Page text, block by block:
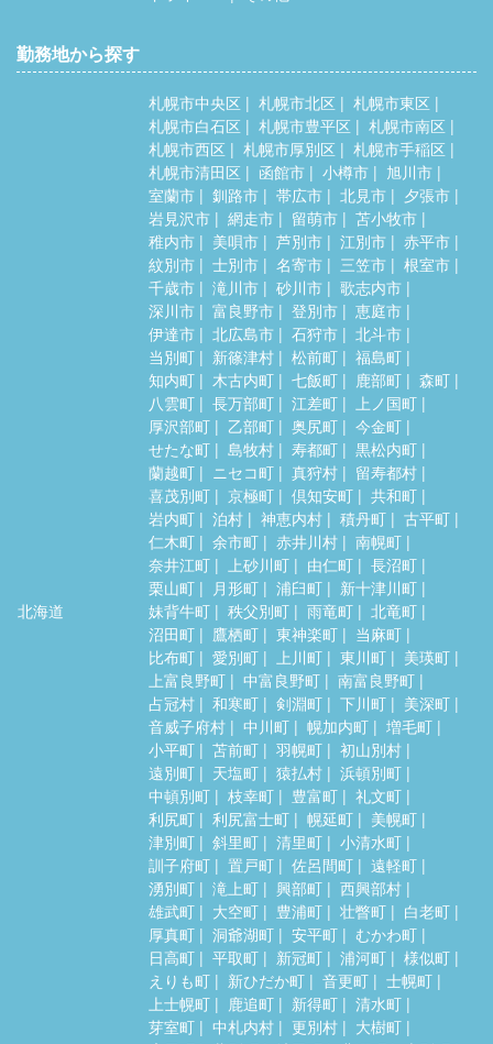
勤務地から探す
北海道
札幌市中央区 札幌市北区
札幌市東区
札幌市白石区
札幌市豊平区
札幌市南区
札幌市西区
札幌市厚別区
札幌市手稲区
札幌市清田区
函館市 小樽市
旭川市
室蘭市
釧路市 帯広市 北見市
夕張市
岩見沢市
網走市 留萌市
苫小牧市
稚内市
美唄市 芦別市 江別市
赤平市
紋別市
士別市 名寄市 三笠市
根室市
千歳市
滝川市 砂川市
歌志内市
深川市
富良野市 登別市
恵庭市
伊達市
北広島市 石狩市
北斗市
当別町
新篠津村 松前町
福島町
知内町
木古内町 七飯町 鹿部町
森町
八雲町
長万部町 江差町
上ノ国町
厚沢部町
乙部町 奥尻町
今金町
せたな町
島牧村 寿都町
黒松内町
蘭越町
ニセコ町 真狩村
留寿都村
喜茂別町
京極町 倶知安町
共和町
岩内町
泊村 神恵内村 積丹町
古平町
仁木町
余市町 赤井川村
南幌町
奈井江町
上砂川町 由仁町
長沼町
栗山町
月形町 浦臼町
新十津川町
妹背牛町
秩父別町 雨竜町
北竜町
沼田町
鷹栖町 東神楽町
当麻町
比布町
愛別町 上川町 東川町
美瑛町
上富良野町
中富良野町
南富良野町
占冠村
和寒町 剣淵町 下川町
美深町
音威子府村
中川町 幌加内町
増毛町
小平町
苫前町 羽幌町
初山別村
遠別町
天塩町 猿払村
浜頓別町
中頓別町
枝幸町 豊富町
礼文町
利尻町
利尻富士町 幌延町
美幌町
津別町
斜里町 清里町
小清水町
訓子府町
置戸町 佐呂間町
遠軽町
湧別町
滝上町 興部町
西興部村
雄武町
大空町 豊浦町 壮瞥町
白老町
厚真町
洞爺湖町 安平町
むかわ町
日高町
平取町 新冠町 浦河町
様似町
えりも町
新ひだか町 音更町
士幌町
上士幌町
鹿追町 新得町
清水町
芽室町
中札内村 更別村
大樹町